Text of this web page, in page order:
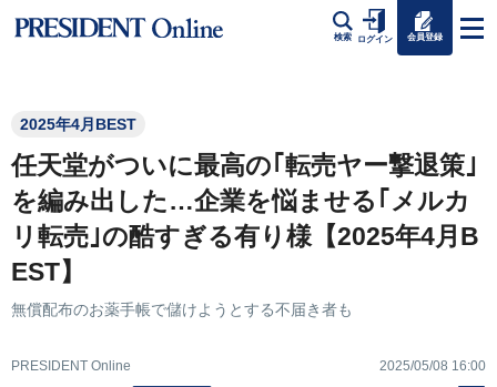
検索 ログイン 会員登録
2025年4月BEST
任天堂がついに最高の｢転売ヤー撃退策｣
を編み出した…企業を悩ませる｢メルカ
リ転売｣の酷すぎる有り様【2025年4月B
EST】
無償配布のお薬手帳で儲けようとする不届き者も
PRESIDENT Online 2025/05/08 16:00